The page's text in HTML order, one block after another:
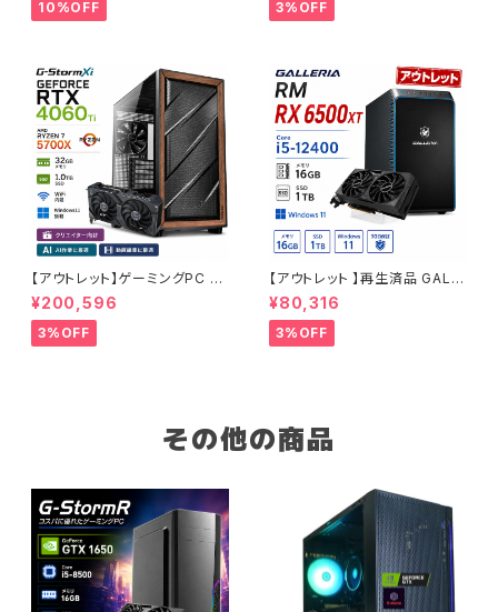
U Core i5-12400 - 16GBメ
10%OFF
保証
3%OFF
【アウトレット】ゲーミングPC 未
使用品 RTX4060Ti Ryzen7
5700X メモリ32GB SSD1TB
AI 動画編集 90日保証 G-Stor
m
¥200,596
3%OFF
【アウトレット 】再生済品 GALL
ERIA RM RX 6500XT Core i
5-12400 メモリ16GB SSD1T
B ゲーミングPC 整備済み品 9
0日保証
¥80,316
3%OFF
その他の商品